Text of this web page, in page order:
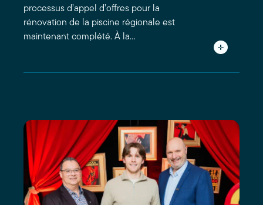
processus d’appel d’offres pour la
rénovation de la piscine régionale est
maintenant complété. À la…